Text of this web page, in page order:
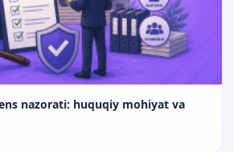
nazorati: huquqiy mohiyat va